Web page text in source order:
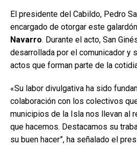
El presidente del Cabildo, Pedro
encargado de otorgar este
Navarro. Durante el acto, San
desarrollada por el comunicador y
actos que forman parte de la
«Su labor divulgativa ha sido
colaboración con los colectivos
municipios de la Isla nos llevan al
que hacemos. Destacamos su
su buen hacer”, ha señalado el